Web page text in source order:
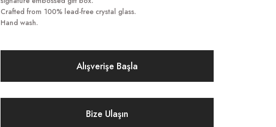
Crafted from 100% lead-free crystal glass.
Hand wash.
Alışverişe Başla
Bize Ulaşın